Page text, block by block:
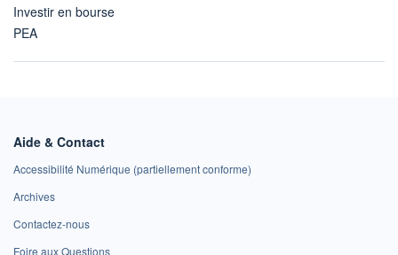
Investir en bourse
PEA
Aide & Contact
Accessibilité Numérique (partiellement conforme)
Archives
Contactez-nous
Foire aux Questions